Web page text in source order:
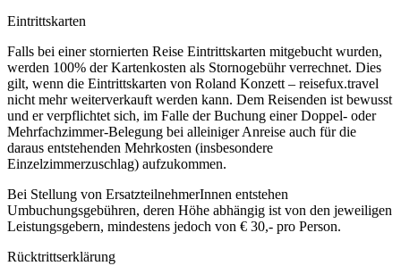
Eintrittskarten
Falls bei einer stornierten Reise Eintrittskarten mitgebucht wurden,
werden 100% der Kartenkosten als Stornogebühr verrechnet. Dies
gilt, wenn die Eintrittskarten von Roland Konzett – reisefux.travel
nicht mehr weiterverkauft werden kann. Dem Reisenden ist bewusst
und er verpflichtet sich, im Falle der Buchung einer Doppel- oder
Mehrfachzimmer-Belegung bei alleiniger Anreise auch für die
daraus entstehenden Mehrkosten (insbesondere
Einzelzimmerzuschlag) aufzukommen.
Bei Stellung von ErsatzteilnehmerInnen entstehen
Umbuchungsgebühren, deren Höhe abhängig ist von den jeweiligen
Leistungsgebern, mindestens jedoch von € 30,- pro Person.
Rücktrittserklärung